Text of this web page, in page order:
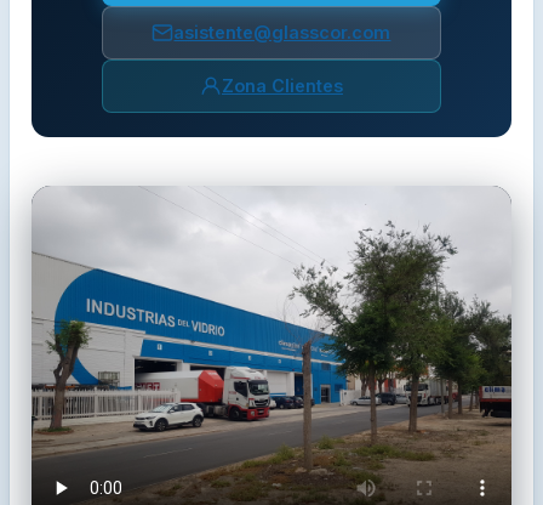
asistente@glasscor.com
Zona Clientes